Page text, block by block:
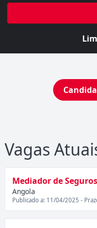
Vagas
Mediador de Seguros
Angola
Publicado a: 11/04/2025 -